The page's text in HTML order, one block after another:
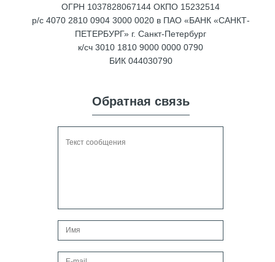
Обратная связь
ОГРН 1037828067144 ОКПО 15232514
р/с 4070 2810 0904 3000 0020 в ПАО «БАНК «САНКТ-
ПЕТЕРБУРГ» г. Санкт-Петербург
к/сч 3010 1810 9000 0000 0790
БИК 044030790